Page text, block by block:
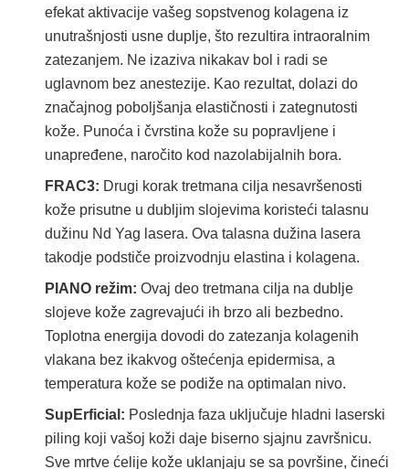
efekat aktivacije vašeg sopstvenog kolagena iz
unutrašnjosti usne duplje, što rezultira intraoralnim
zatezanjem. Ne izaziva nikakav bol i radi se
uglavnom bez anestezije. Kao rezultat, dolazi do
značajnog poboljšanja elastičnosti i zategnutosti
kože. Punoća i čvrstina kože su popravljene i
unapređene, naročito kod nazolabijalnih bora.
FRAC3: Drugi korak tretmana cilja nesavršenosti
kože prisutne u dubljim slojevima koristeći talasnu
dužinu Nd Yag lasera. Ova talasna dužina lasera
takodje ​​podstiče proizvodnju elastina i kolagena.
PIANO režim: Ovaj deo tretmana cilja na dublje
slojeve kože zagrevajući ih brzo ali bezbedno.
Toplotna energija dovodi do zatezanja kolagenih
vlakana bez ikakvog oštećenja epidermisa, a
temperatura kože se podiže na optimalan nivo.
SupErficial: Poslednja faza uključuje hladni laserski
piling koji vašoj koži daje biserno sjajnu završnicu.
Sve mrtve ćelije kože uklanjaju se sa površine, čineći